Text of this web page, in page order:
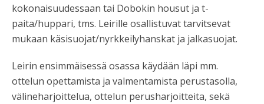
kokonaisuudessaan tai Dobokin housut ja t-
paita/huppari, tms. Leirille osallistuvat tarvitsevat
mukaan käsisuojat/nyrkkeilyhanskat ja jalkasuojat.
Leirin ensimmäisessä osassa käydään läpi mm.
ottelun opettamista ja valmentamista perustasolla,
välineharjoittelua, ottelun perusharjoitteita, sekä